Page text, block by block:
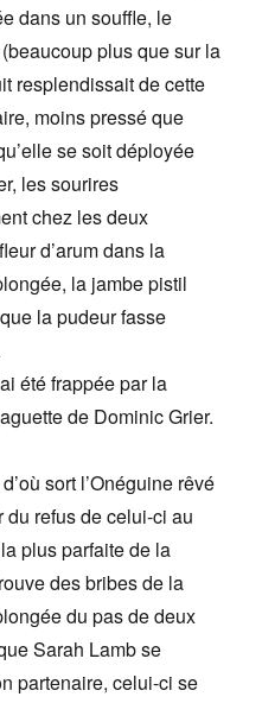
dans un souffle, le
plus que sur la
resplendissait de cette
moins pressé que
se soit déployée
les sourires
chez les deux
d’arum dans la
la jambe pistil
la pudeur fasse
été frappée par la
de Dominic Grier.
d’où sort l’Onéguine rêvé
du refus de celui-ci au
plus parfaite de la
des bribes de la
du pas de deux
Sarah Lamb se
partenaire, celui-ci se